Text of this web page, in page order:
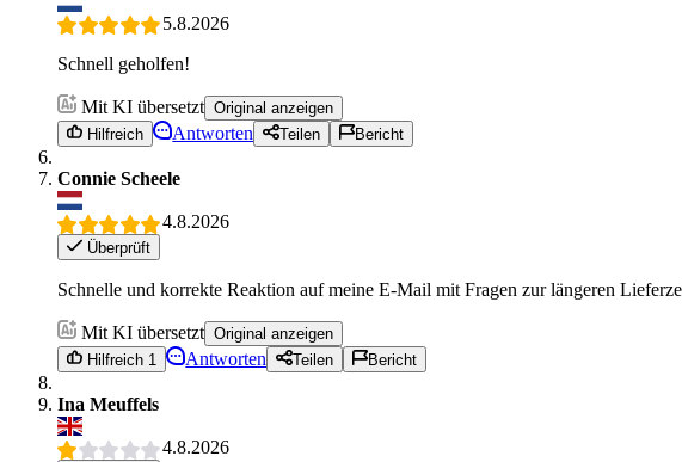
5.8.2026
Schnell geholfen!
Mit KI übersetzt Original anzeigen
Hilfreich
Antworten Teilen Bericht
Connie Scheele
4.8.2026
Überprüft
Schnelle und korrekte Reaktion auf meine E-Mail mit Fragen zur längeren
Mit KI übersetzt Original anzeigen
Hilfreich 1
Antworten Teilen Bericht
Ina Meuffels
4.8.2026